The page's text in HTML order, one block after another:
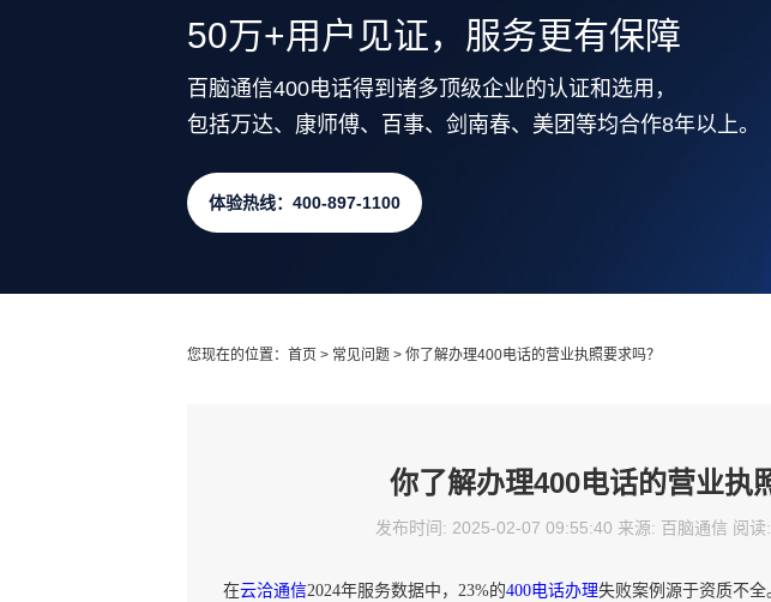
50万+用户见证，服务更有保障
百脑通信400电话得到诸多顶级企业的认证和选用，
包括万达、康师傅、百事、剑南春、美团等均合作8年以上。
体验热线：400-897-1100
您现在的位置： 首页 > 常见问题 > 你了解办理400电话的营业执照要求吗？
你了解办理400电话的营业执
发布时间: 2025-02-07 09:55:40 来源: 百脑通信 阅读
在云洽通信2024年服务数据中，23%的400电话办理失败案例源于资质不